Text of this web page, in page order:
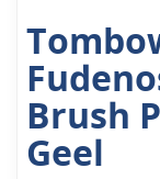
Brush
Geel